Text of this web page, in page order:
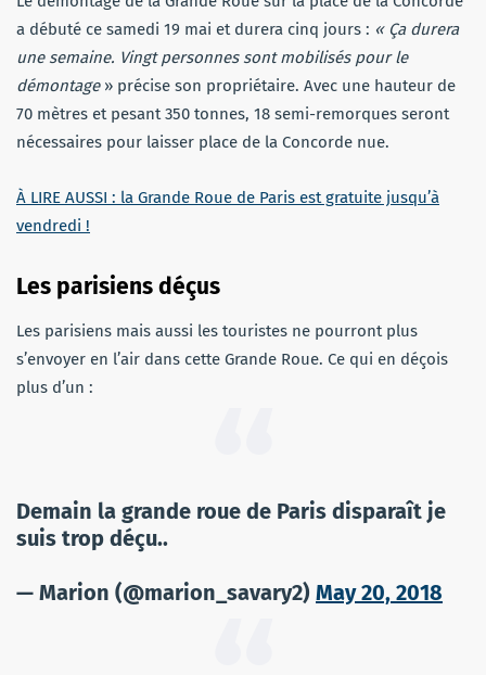
a débuté ce samedi 19 mai et durera cinq jours : « Ça durera
une semaine. Vingt personnes sont mobilisés pour le
démontage» précise son propriétaire. Avec une hauteur de
70 mètres et pesant 350 tonnes, 18 semi-remorques seront
nécessaires pour laisser place de la Concorde nue.
À LIRE AUSSI : la Grande Roue de Paris est gratuite jusqu’à
vendredi !
Les parisiens déçus
Les parisiens mais aussi les touristes ne pourront plus
s’envoyer en l’air dans cette Grande Roue. Ce qui en déçois
plus d’un :
Demain la grande roue de Paris disparaît je
suis trop déçu..
— Marion (@marion_savary2) May 20, 2018